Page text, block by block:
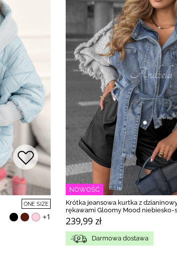
ONE SIZE
+1
NOWOŚĆ
Krótka jeansowa kurtka z
rękawami Gloomy Mood niebiesko-
239,99 zł
Darmowa dostawa